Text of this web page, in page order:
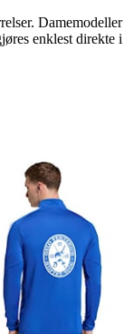
enklest direkte